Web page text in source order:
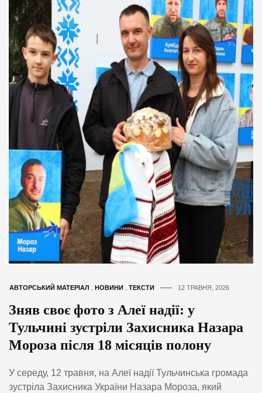
АВТОРСЬКИЙ МАТЕРІАЛ НОВИНИ ТЕКСТИ 12 ТРАВНЯ, 2026
Зняв своє фото з Алеї надії: у
Тульчині зустріли Захисника Назара
Мороза після 18 місяців полону
У середу, 12 травня, на Алеї надії Тульчинська громада
зустріла Захисника України Назара Мороза, який